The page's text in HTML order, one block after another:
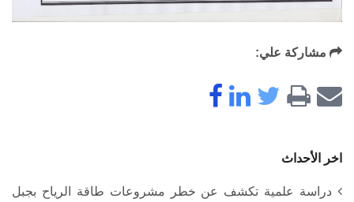
مشاركة علي:
اخر الأحداث
دراسة علمية تكشف عن خطر مشروعات طاقة الرياح بجبل